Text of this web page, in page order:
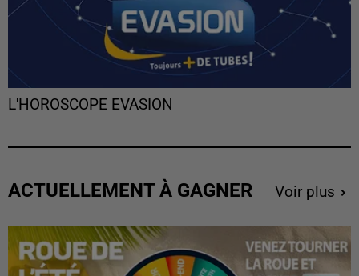
L'HOROSCOPE EVASION
ACTUELLEMENT À GAGNER Voir plus